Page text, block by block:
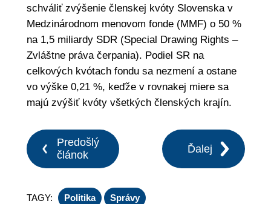
schváliť zvýšenie členskej kvóty Slovenska v
Medzinárodnom menovom fonde (MMF) o 50 %
na 1,5 miliardy SDR (Special Drawing Rights –
Zvláštne práva čerpania). Podiel SR na
celkových kvótach fondu sa nezmení a ostane
vo výške 0,21 %, keďže v rovnakej miere sa
majú zvýšiť kvóty všetkých členských krajín.
Predošlý
článok
Ďalej
TAGY: Politika Správy